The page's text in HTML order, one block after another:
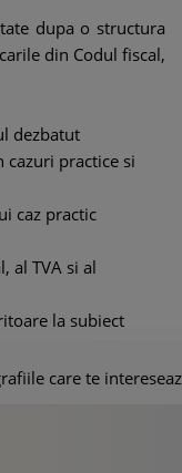
dupa o structura
din Codul fiscal,
dezbatut
practice si
caz practic
al TVA si al
la subiect
care te